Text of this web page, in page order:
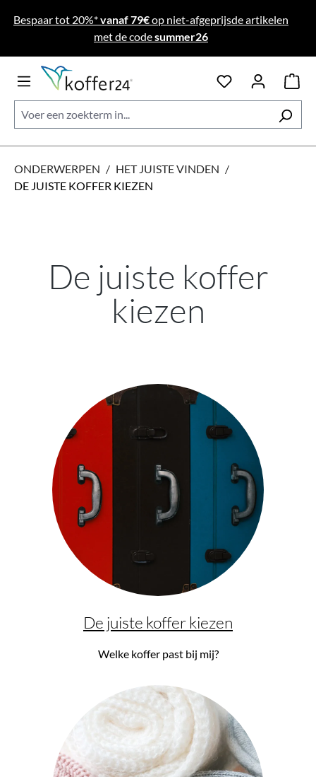
Ga naar de hoofdinhoud
Bespaar tot 20%*vanaf 79€op niet-afgeprijsde artikelen
met de codesummer26
ONDERWERPEN / HET JUISTE VINDEN /
DE JUISTE KOFFER KIEZEN
De juiste koffer
kiezen
De juiste koffer kiezen
Welke koffer past bij mij?